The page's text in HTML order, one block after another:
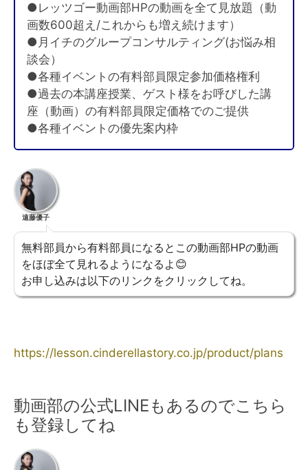
●レッツゴー動画部HPの動画を全て見放題（動
画数600超え/これからも増え続けます）
●月イチのグループコンサルティング(お悩み相
談会）
●各種イベントの有料部員限定参加価格権利
●過去の本講座授業、ゲスト様をお呼びした講
座（動画）の有料部員限定価格でのご提供
●各種イベントの優先案内枠
遠藤優子
無料部員から有料部員になるとこの動画部HPの動画
をほぼ全て見れるようになるよ😊
お申し込みは以下のリンクをクリックしてね。
https://lesson.cinderellastory.co.jp/product/plans
動画部の公式LINEもあるのでこちら
も登録してね